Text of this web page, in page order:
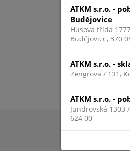
ATKM s.r.o. -
Budějovice
Husova třída
Budějovice, 370
ATKM s.r.o. -
Zengrova / 131,
ATKM s.r.o. -
Jundrovská 1303
624 00